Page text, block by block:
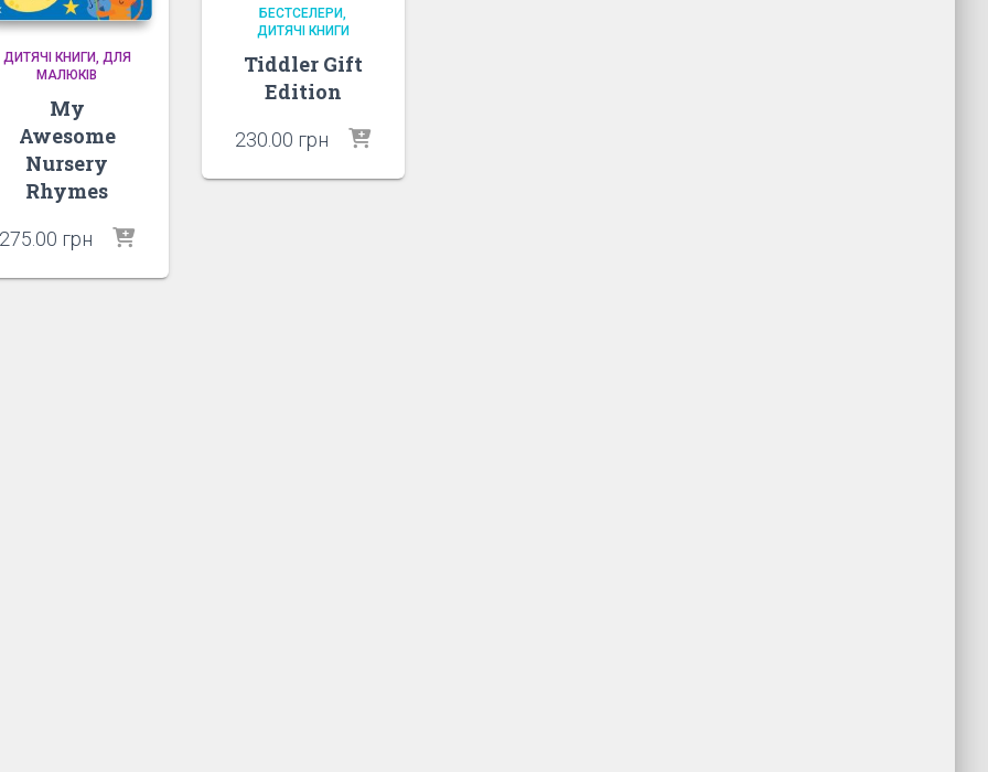
ДИТЯЧІ КНИГИ ДЛЯ
МАЛЮКІВ
My
Awesome
Nursery
Rhymes
275.00 грн
БЕСТСЕЛЕРИ
ДИТЯЧІ КНИГИ
Tiddler Gift
Edition
230.00 грн